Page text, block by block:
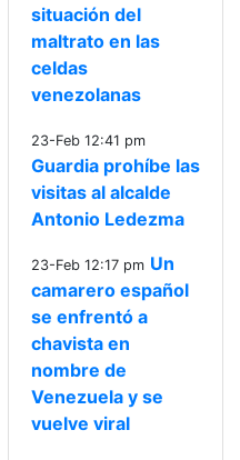
situación del
maltrato en las
celdas
venezolanas
23-Feb 12:41 pm
Guardia prohíbe las
visitas al alcalde
Antonio Ledezma
23-Feb 12:17 pm Un
camarero español
se enfrentó a
chavista en
nombre de
Venezuela y se
vuelve viral